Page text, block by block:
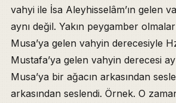
vahyi ile İsa Aleyhisselâm’ın gelen
aynı değil. Yakın peygamber
Musa’ya gelen vahyin derecesiyle
Mustafa’ya gelen vahyin derecesi
Musa’ya bir ağacın arkasından
arkasından seslendi. Örnek. O